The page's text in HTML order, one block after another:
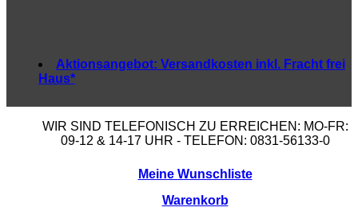
WIR SIND TELEFONISCH ZU ERREICHEN: MO-FR:
09-12 & 14-17 UHR - TELEFON: 0831-56133-0
Meine Wunschliste
Warenkorb
Aktionsangebot: Versandkosten inkl. Fracht frei
Haus*